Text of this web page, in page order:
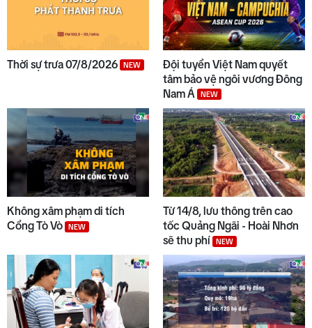
Thời sự trưa 07/8/2026 NEW
Đội tuyển Việt Nam quyết
tâm bảo vệ ngôi vương Đông
Nam Á
NEW
Không xâm phạm di tích
Cổng Tò Vò
NEW
Từ 14/8, lưu thông trên cao
tốc Quảng Ngãi - Hoài Nhơn
sẽ thu phí
NEW